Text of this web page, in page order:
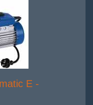
E -